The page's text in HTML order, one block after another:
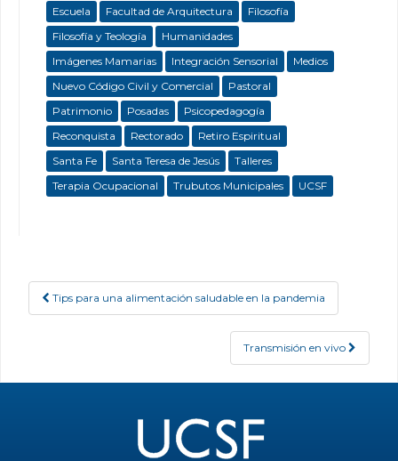
Escuela
Facultad de Arquitectura
Filosofía
Filosofía y Teología
Humanidades
Imágenes Mamarias
Integración Sensorial
Medios
Nuevo Código Civil y Comercial
Pastoral
Patrimonio
Posadas
Psicopedagogía
Reconquista
Rectorado
Retiro Espiritual
Santa Fe
Santa Teresa de Jesús
Talleres
Terapia Ocupacional
Trubutos Municipales UCSF
Post navigation
Tips para una alimentación saludable en la pandemia
Transmisión en vivo